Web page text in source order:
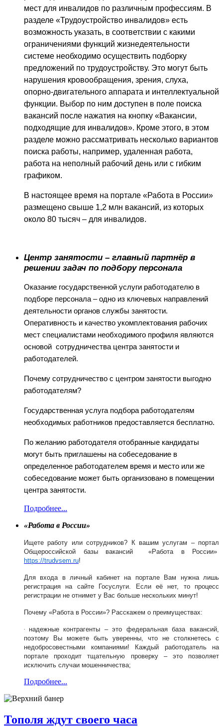
мест для инвалидов по различным профессиям. В
разделе «Трудоустройство инвалидов» есть
возможность указать, в соответствии с какими
ограничениями функций жизнедеятельности
системе необходимо осуществить подборку
предложений по трудоустройству. Это могут быть
нарушения кровообращения, зрения, слуха,
опорно-двигательного аппарата и интеллектуальной
функции. Выбор по ним доступен в поле поиска
вакансий после нажатия на кнопку «Вакансии,
подходящие для инвалидов». Кроме этого, в этом
разделе можно рассматривать несколько вариантов
поиска работы, например, удаленная работа,
работа на неполный рабочий день или с гибким
графиком.
В настоящее время на портале «Работа в России»
размещено свыше 1,2 млн вакансий, из которых
около 80 тысяч – для инвалидов.
Центр занятости – главный партнёр в
решении задач по подбору персонала
Оказание государственной услуги работодателю в
подборе персонала – одно из ключевых направлений
деятельности органов службы занятости.
Оперативность и качество укомплектования рабочих
мест специалистами необходимого профиля являются
основой сотрудничества центра занятости и
работодателей.
Почему сотрудничество с центром занятости выгодно
работодателям?
Государственная услуга подбора работодателям
необходимых работников предоставляется бесплатно.
По желанию работодателя отобранные кандидаты
могут быть приглашены на собеседование в
определенное работодателем время и место или же
собеседование может быть организовано в помещении
центра занятости.
Подробнее...
«Работа в России»
Ищете работу или сотрудников? К вашим услугам – портал
Общероссийской базы вакансий «Работа в России»
https://trudvsem.ru!
Для входа в личный кабинет на портале Вам нужна лишь
регистрация на сайте Госуслуги.
Если её нет, то процесс
регистрации не отнимет у Вас больше нескольких минут!
Почему «Работа в России»? Расскажем о преимуществах:
· надежные контрагенты – это федеральная база вакансий,
поэтому Вы можете быть уверенны, что не столкнетесь с
недобросовестными компаниями! Каждый работодатель на
портале проходит тщательную проверку – это позволяет
исключить случаи мошенничества;
Подробнее...
Тополя ждут своего часа